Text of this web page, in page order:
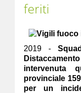
feriti
2019 -
intervenuta
provinciale
per un